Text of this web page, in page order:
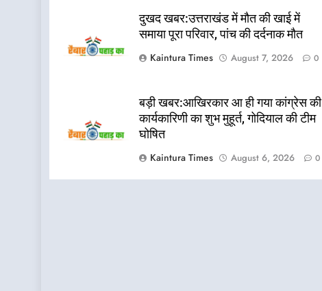
दुखद खबर:उत्तराखंड में मौत की खाई में
समाया पूरा परिवार, पांच की दर्दनाक मौत
Kaintura Times
August 7, 2026 0
बड़ी खबर:आखिरकार आ ही गया कांग्रेस की
कार्यकारिणी का शुभ मुहूर्त, गोदियाल की टीम
घोषित
Kaintura Times
August 6, 2026 0